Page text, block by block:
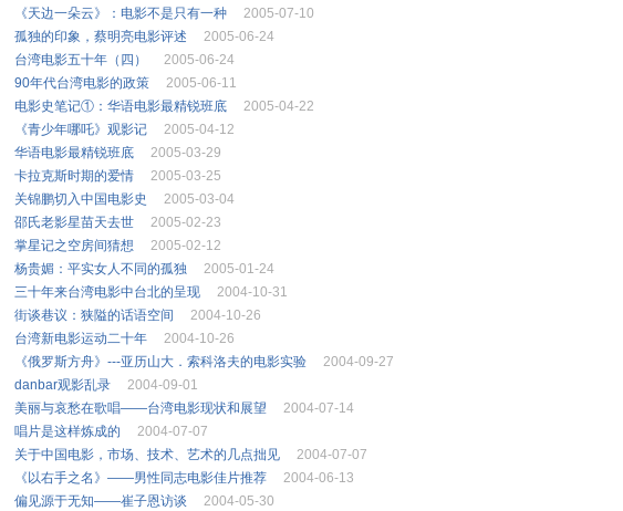
《天边一朵云》：电影不是只有一种
2005-07-10
孤独的印象，蔡明亮电影评述
2005-06-24
台湾电影五十年（四）
2005-06-24
90年代台湾电影的政策
2005-06-11
电影史笔记①：华语电影最精锐班底
2005-04-22
《青少年哪吒》观影记
2005-04-12
华语电影最精锐班底
2005-03-29
卡拉克斯时期的爱情
2005-03-25
关锦鹏切入中国电影史
2005-03-04
邵氏老影星苗天去世
2005-02-23
掌星记之空房间猜想
2005-02-12
杨贵媚：平实女人不同的孤独
2005-01-24
三十年来台湾电影中台北的呈现
2004-10-31
街谈巷议：狭隘的话语空间
2004-10-26
台湾新电影运动二十年
2004-10-26
《俄罗斯方舟》---亚历山大．索科洛夫的电影实验
2004-09-27
danbar观影乱录
2004-09-01
美丽与哀愁在歌唱——台湾电影现状和展望
2004-07-14
唱片是这样炼成的
2004-07-07
关于中国电影，市场、技术、艺术的几点拙见
2004-07-07
《以右手之名》——男性同志电影佳片推荐
2004-06-13
偏见源于无知——崔子恩访谈
2004-05-30